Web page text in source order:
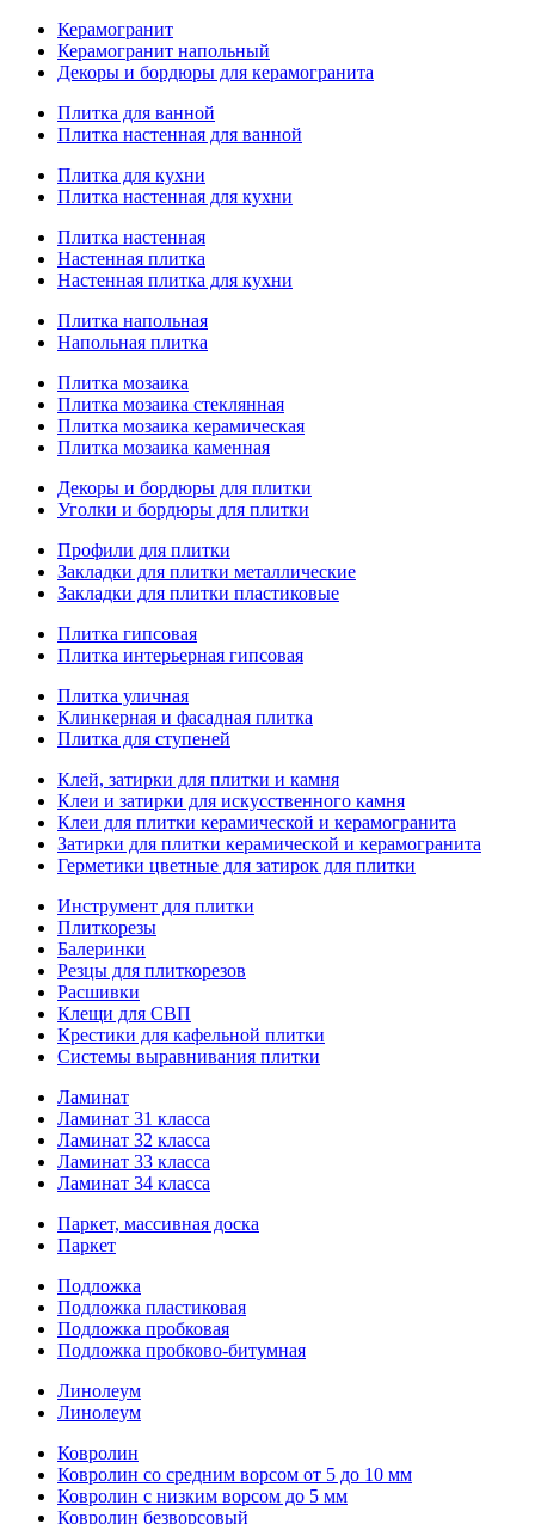
Керамогранит
Керамогранит напольный
Декоры и бордюры для керамогранита
Плитка для ванной
Плитка настенная для ванной
Плитка для кухни
Плитка настенная для кухни
Плитка настенная
Настенная плитка
Настенная плитка для кухни
Плитка напольная
Напольная плитка
Плитка мозаика
Плитка мозаика стеклянная
Плитка мозаика керамическая
Плитка мозаика каменная
Декоры и бордюры для плитки
Уголки и бордюры для плитки
Профили для плитки
Закладки для плитки металлические
Закладки для плитки пластиковые
Плитка гипсовая
Плитка интерьерная гипсовая
Плитка уличная
Клинкерная и фасадная плитка
Плитка для ступеней
Клей, затирки для плитки и камня
Клеи и затирки для искусственного камня
Клеи для плитки керамической и керамогранита
Затирки для плитки керамической и керамогранита
Герметики цветные для затирок для плитки
Инструмент для плитки
Плиткорезы
Балеринки
Резцы для плиткорезов
Расшивки
Клещи для СВП
Крестики для кафельной плитки
Системы выравнивания плитки
Ламинат
Ламинат 31 класса
Ламинат 32 класса
Ламинат 33 класса
Ламинат 34 класса
Паркет, массивная доска
Паркет
Подложка
Подложка пластиковая
Подложка пробковая
Подложка пробково-битумная
Линолеум
Линолеум
Ковролин
Ковролин со средним ворсом от 5 до 10 мм
Ковролин с низким ворсом до 5 мм
Ковролин безворсовый